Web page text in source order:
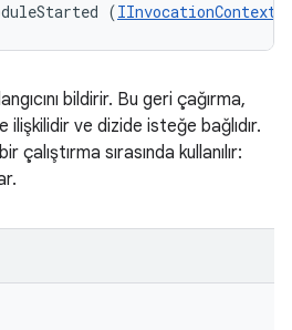
(IInvocationContext
bildirir. Bu geri çağırma,
ilişkilidir ve dizide isteğe bağlıdır.
çalıştırma sırasında kullanılır: